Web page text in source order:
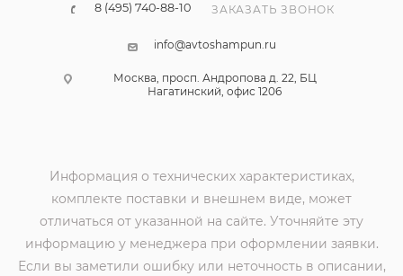
8 (495) 740-88-10 ЗАКАЗАТЬ ЗВОНОК
info@avtoshampun.ru
Москва, просп. Андропова д. 22, БЦ
Нагатинский, офис 1206
Информация о технических характеристиках,
комплекте поставки и внешнем виде, может
отличаться от указанной на сайте. Уточняйте эту
информацию у менеджера при оформлении заявки.
Если вы заметили ошибку или неточность в описании,